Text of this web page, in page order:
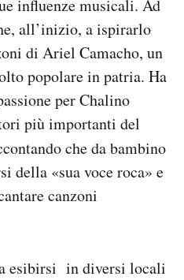
influenze musicali. Ad
all’inizio, a ispirarlo
di Ariel Camacho, un
popolare in patria. Ha
per Chalino
più importanti del
che da bambino
della «sua voce roca» e
canzoni
esibirsi in diversi locali